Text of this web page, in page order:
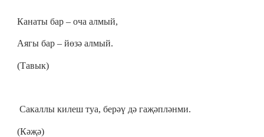
Канаты бар – оча алмый,
Аягы бар – йөзә алмый.
(Тавык)
Сакаллы килеш туа, берәү дә гаҗәпләнми.
(Кәҗә)